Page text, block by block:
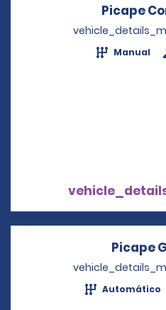
Picape
Manual
Picape
Automático